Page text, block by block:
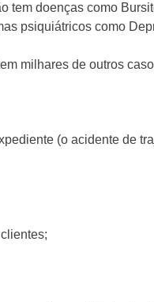
tem doenças como
psiquiátricos como
milhares de outros
(o acidente de